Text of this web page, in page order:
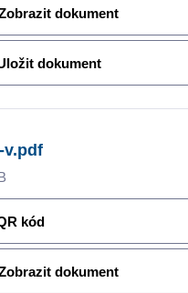
dokument
dokument
v.pdf
kód
dokument